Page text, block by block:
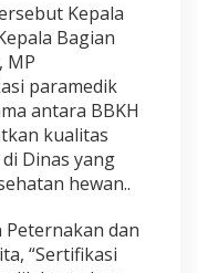
t Kepala
Bagian
MP
paramedik
antara BBKH
kualitas
Dinas yang
hewan..
dan
“Sertifikasi